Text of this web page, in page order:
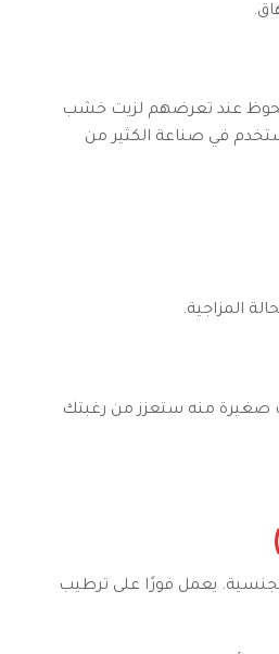
بشكل ملحوظ عند تعرضهم لزيت خشب
في صناعة الكثير من
المزاجية.
صغيرة منه ستعزز من رغبتك
يعمل فورًا على ترطيب